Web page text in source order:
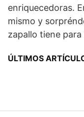
enriquecedoras.
mismo y
zapallo tiene
ÚLTIMOS